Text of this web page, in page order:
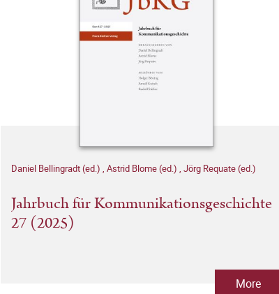
Daniel Bellingradt (ed.) , Astrid Blome (ed.) , Jörg Requate (ed.)
Jahrbuch für Kommunikationsgeschichte
27 (2025)
More